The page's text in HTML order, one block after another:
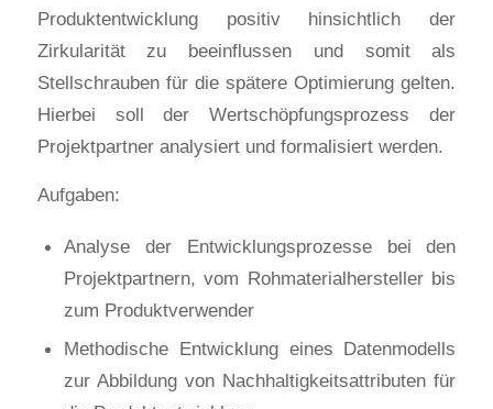
Produktentwicklung positiv hinsichtlich der
Zirkularität zu beeinflussen und somit als
Stellschrauben für die spätere Optimierung gelten.
Hierbei soll der Wertschöpfungsprozess der
Projektpartner analysiert und formalisiert werden.
Aufgaben:
Analyse der Entwicklungsprozesse bei den
Projektpartnern, vom Rohmaterialhersteller bis
zum Produktverwender
Methodische Entwicklung eines Datenmodells
zur Abbildung von Nachhaltigkeitsattributen für